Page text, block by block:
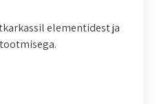
elementidest ja